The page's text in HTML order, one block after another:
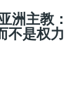
洲主教：
不是权力